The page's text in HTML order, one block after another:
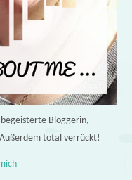
Bloggerin,
total verrückt!